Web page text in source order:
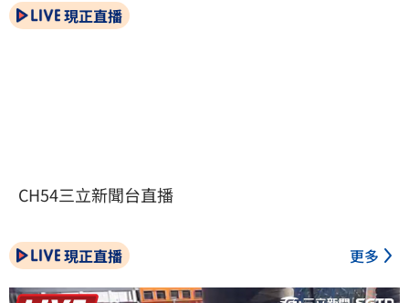
現正直播
CH54三立新聞台直播
現正直播 更多